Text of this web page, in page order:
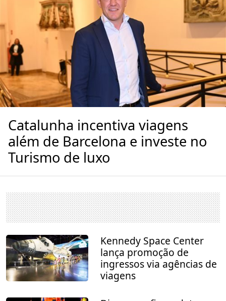
Catalunha incentiva viagens
além de Barcelona e investe no
Turismo de luxo
Kennedy Space Center
lança promoção de
ingressos via agências de
viagens